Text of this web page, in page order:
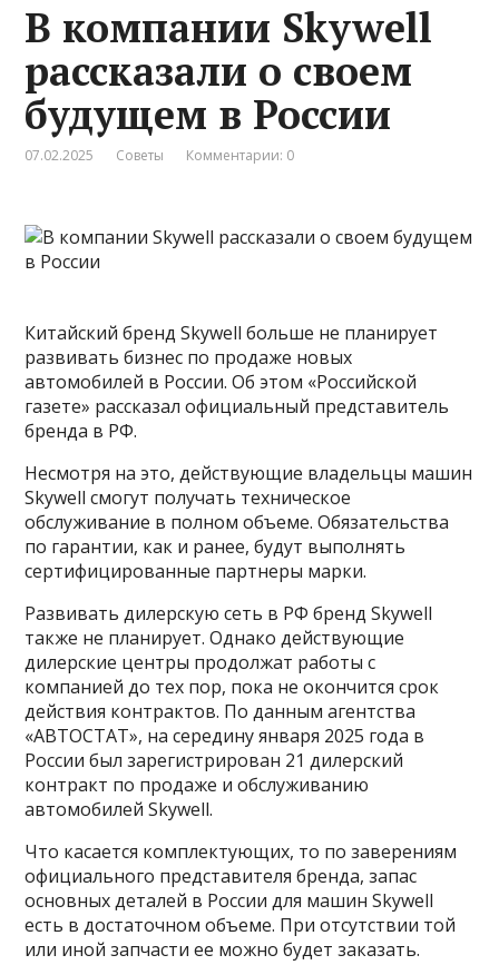
В компании Skywell
рассказали о своем
будущем в России
07.02.2025 Советы Комментарии: 0
Китайский бренд Skywell больше не планирует
развивать бизнес по продаже новых
автомобилей в России. Об этом «Российской
газете» рассказал официальный представитель
бренда в РФ.
Несмотря на это, действующие владельцы машин
Skywell смогут получать техническое
обслуживание в полном объеме. Обязательства
по гарантии, как и ранее, будут выполнять
сертифицированные партнеры марки.
Развивать дилерскую сеть в РФ бренд Skywell
также не планирует. Однако действующие
дилерские центры продолжат работы с
компанией до тех пор, пока не окончится срок
действия контрактов. По данным агентства
«АВТОСТАТ», на середину января 2025 года в
России был зарегистрирован 21 дилерский
контракт по продаже и обслуживанию
автомобилей Skywell.
Что касается комплектующих, то по заверениям
официального представителя бренда, запас
основных деталей в России для машин Skywell
есть в достаточном объеме. При отсутствии той
или иной запчасти ее можно будет заказать.